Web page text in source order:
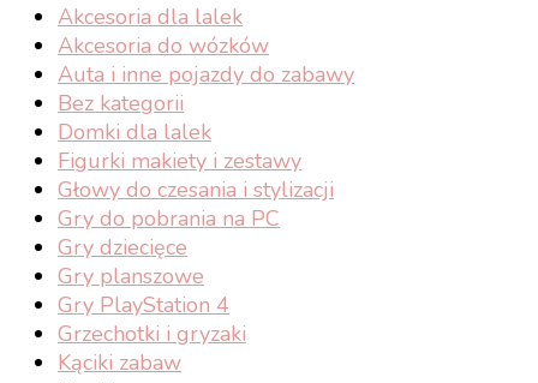
Akcesoria dla lalek
Akcesoria do wózków
Auta i inne pojazdy do zabawy
Bez kategorii
Domki dla lalek
Figurki makiety i zestawy
Głowy do czesania i stylizacji
Gry do pobrania na PC
Gry dziecięce
Gry planszowe
Gry PlayStation 4
Grzechotki i gryzaki
Kąciki zabaw